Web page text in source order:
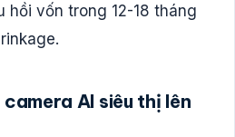
hồi vốn trong 12-18 tháng
AI siêu thị lên